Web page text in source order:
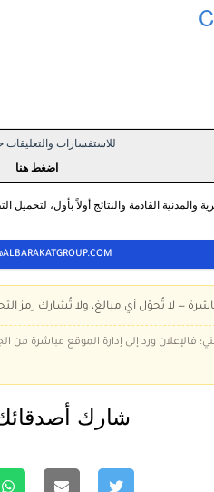
للاستفسارات والتعليقات
اضغط هنا
القادمة والنتائج أولاً بأول، لتحميل
— لا تُحوّل أي مبالغ، ولا تُشارك رمز
فالإعلان ورد إلى إدارة الموقع مباشرة من
شارك أصدقائك